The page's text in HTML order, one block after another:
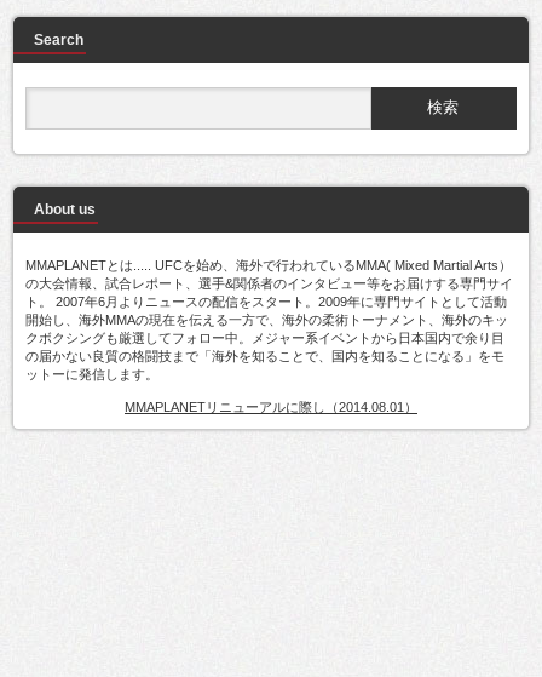
Search
About us
MMAPLANETとは..... UFCを始め、海外で行われているMMA( Mixed Martial Arts）
の大会情報、試合レポート、選手&関係者のインタビュー等をお届けする専門サイ
ト。 2007年6月よりニュースの配信をスタート。2009年に専門サイトとして活動
開始し、海外MMAの現在を伝える一方で、海外の柔術トーナメント、海外のキッ
クボクシングも厳選してフォロー中。メジャー系イベントから日本国内で余り目
の届かない良質の格闘技まで「海外を知ることで、国内を知ることになる」をモ
ットーに発信します。
MMAPLANETリニューアルに際し（2014.08.01）